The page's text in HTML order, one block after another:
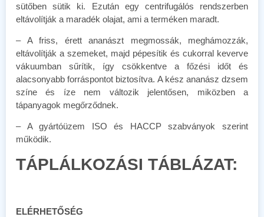
sütőben sütik ki. Ezután egy centrifugálós rendszerben
eltávolítják a maradék olajat, ami a terméken maradt.
– A friss, érett ananászt megmossák, meghámozzák,
eltávolítják a szemeket, majd pépesítik és cukorral keverve
vákuumban sűrítik, így csökkentve a főzési időt és
alacsonyabb forráspontot biztosítva. A kész ananász dzsem
színe és íze nem változik jelentősen, miközben a
tápanyagok megőrződnek.
– A gyártóüzem ISO és HACCP szabványok szerint
működik.
TÁPLÁLKOZÁSI TÁBLÁZAT:
ELÉRHETŐSÉG